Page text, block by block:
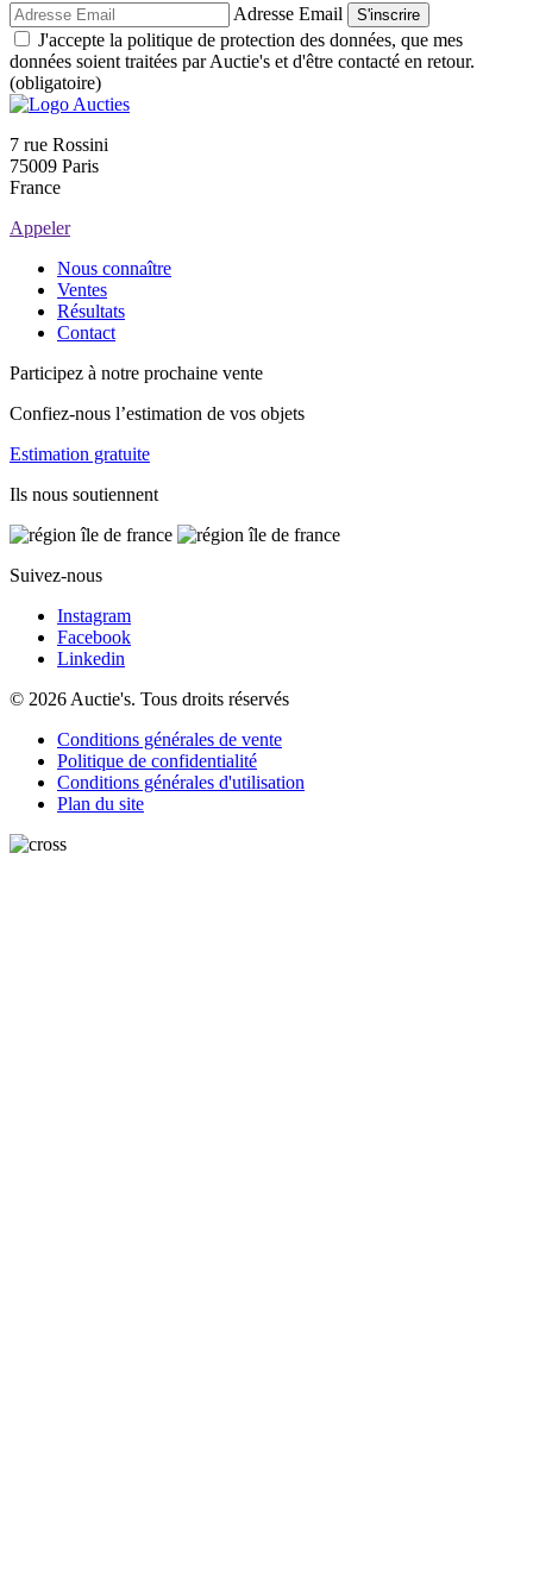
Adresse Email S'inscrire
J'accepte la politique de protection des données, que mes
données soient traitées par Auctie's et d'être contacté en retour.
(obligatoire)
7 rue Rossini
75009 Paris
France
Appeler
Nous connaître
Ventes
Résultats
Contact
Participez à notre prochaine vente
Confiez-nous l’estimation de vos objets
Estimation gratuite
Ils nous soutiennent
Suivez-nous
Instagram
Facebook
Linkedin
© 2026 Auctie's. Tous droits réservés
Conditions générales de vente
Politique de confidentialité
Conditions générales d'utilisation
Plan du site